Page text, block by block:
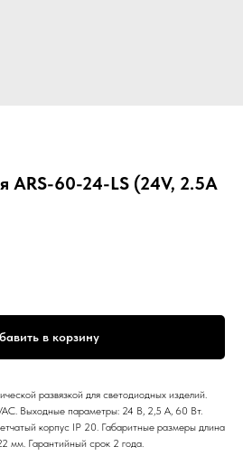
ARS-60-24-LS (24V, 2.5A
в корзину
развязкой для светодиодных изделий.
Выходные параметры: 24 В, 2,5 А, 60 Вт.
корпус IP 20. Габаритные размеры длина
мм. Гарантийный срок 2 года.